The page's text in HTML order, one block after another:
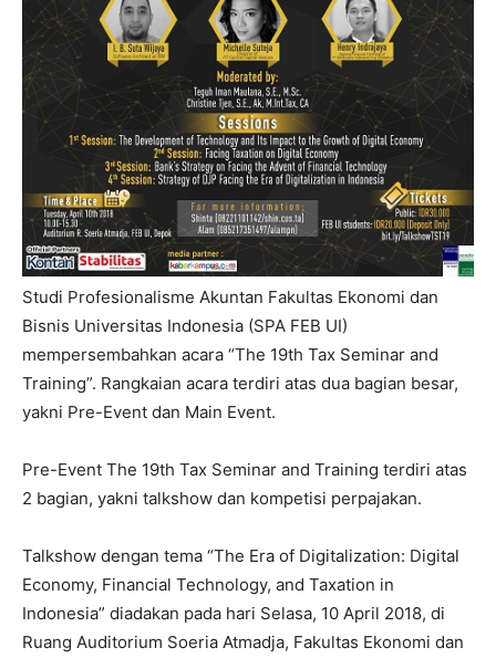
Studi Profesionalisme Akuntan Fakultas Ekonomi dan
Bisnis Universitas Indonesia (SPA FEB UI)
mempersembahkan acara “The 19th Tax Seminar and
Training”. Rangkaian acara terdiri atas dua bagian besar,
yakni Pre-Event dan Main Event.
Pre-Event The 19th Tax Seminar and Training terdiri atas
2 bagian, yakni talkshow dan kompetisi perpajakan.
Talkshow dengan tema “The Era of Digitalization: Digital
Economy, Financial Technology, and Taxation in
Indonesia” diadakan pada hari Selasa, 10 April 2018, di
Ruang Auditorium Soeria Atmadja, Fakultas Ekonomi dan